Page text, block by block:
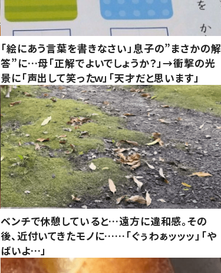
「絵にあう言葉を書きなさい」息子の”まさかの解
答”に…母「正解でよいでしょうか？」→衝撃の光
景に「声出して笑ったｗ」「天才だと思います」
ベンチで休憩していると…遠方に違和感。その
後、近付いてきたモノに……「ぐぅわぁッッッ」「や
ばいよ…」